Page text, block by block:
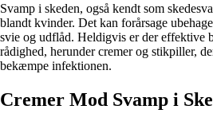
Svamp i skeden, også kendt som
blandt kvinder. Det kan forårsage
svie og udflåd. Heldigvis er der effektive
rådighed, herunder cremer og stikpiller,
bekæmpe infektionen.
Cremer Mod Svamp i